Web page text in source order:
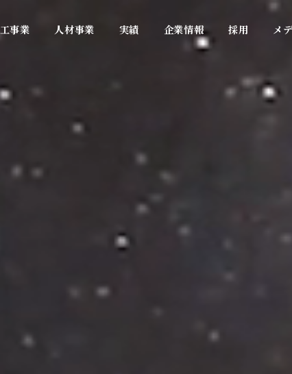
事業 人材事業 実績 企業情報 採用 メ